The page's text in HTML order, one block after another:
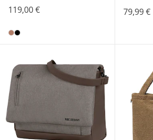
119,00 € 79,99 €